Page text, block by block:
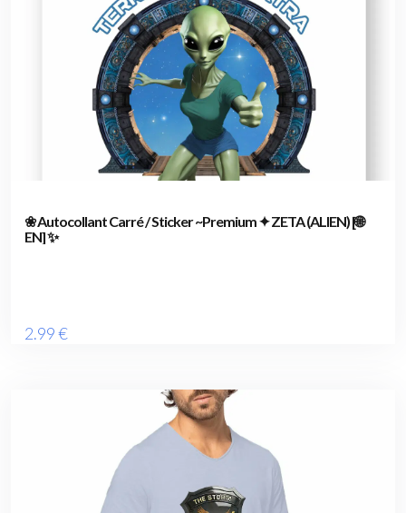
❀ Autocollant Carré / Sticker ~Premium ✦ ZETA (ALIEN) [🌐
EN] ✨
2.99€